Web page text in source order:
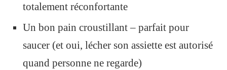
totalement réconfortante
Un bon pain croustillant – parfait pour
saucer (et oui, lécher son assiette est autorisé
quand personne ne regarde)